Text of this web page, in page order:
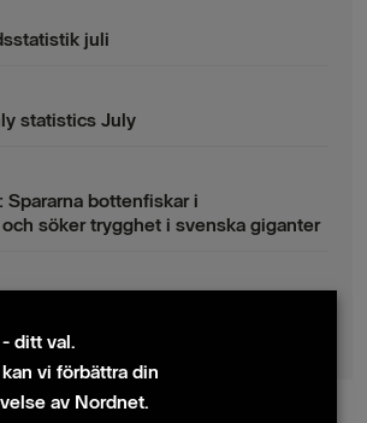
juli
statistics July
bottenfiskar i
söker trygghet i svenska giganter
fast
ditt val.
vi förbättra din
av Nordnet.